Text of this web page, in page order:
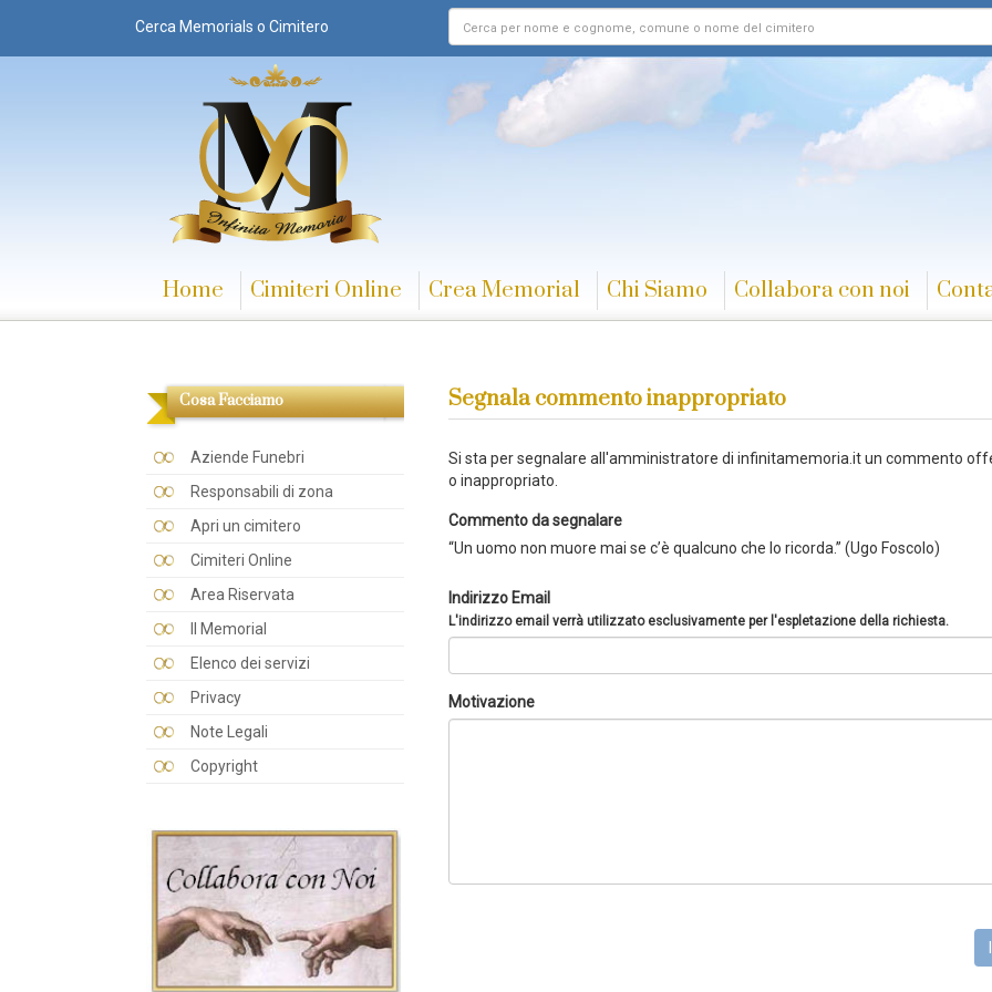
Cerca Memorials o Cimitero
Home Cimiteri Online Crea Memorial Chi Siamo Collabora con noi
Cosa Facciamo
Aziende Funebri
Responsabili di zona
Apri un cimitero
Cimiteri Online
Area Riservata
Il Memorial
Elenco dei servizi
Privacy
Note Legali
Copyright
Segnala commento inappropriato
Si sta per segnalare all'amministratore di infinitamemoria.it un commento
o inappropriato.
Commento da segnalare
“Un uomo non muore mai se c’è qualcuno che lo ricorda.” (Ugo Foscolo)
Indirizzo Email
L'indirizzo email verrà utilizzato esclusivamente per l'espletazione della richiesta.
Motivazione